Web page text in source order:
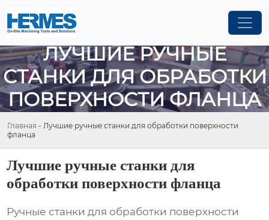
ЛУЧШИЕ РУЧНЫЕ
СТАНКИ ДЛЯ ОБРАБОТКИ
ПОВЕРХНОСТИ ФЛАНЦА
Главная - Лучшие ручные станки для обработки поверхности
фланца
Лучшие ручные станки для
обработки поверхности фланца
Ручные станки для обработки поверхности